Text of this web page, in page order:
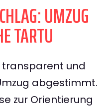
UMZUG
TARTU
transparent und
abgestimmt.
zur Orientierung